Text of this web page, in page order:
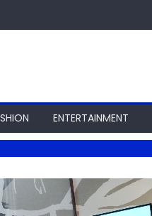
ENTERTAINMENT